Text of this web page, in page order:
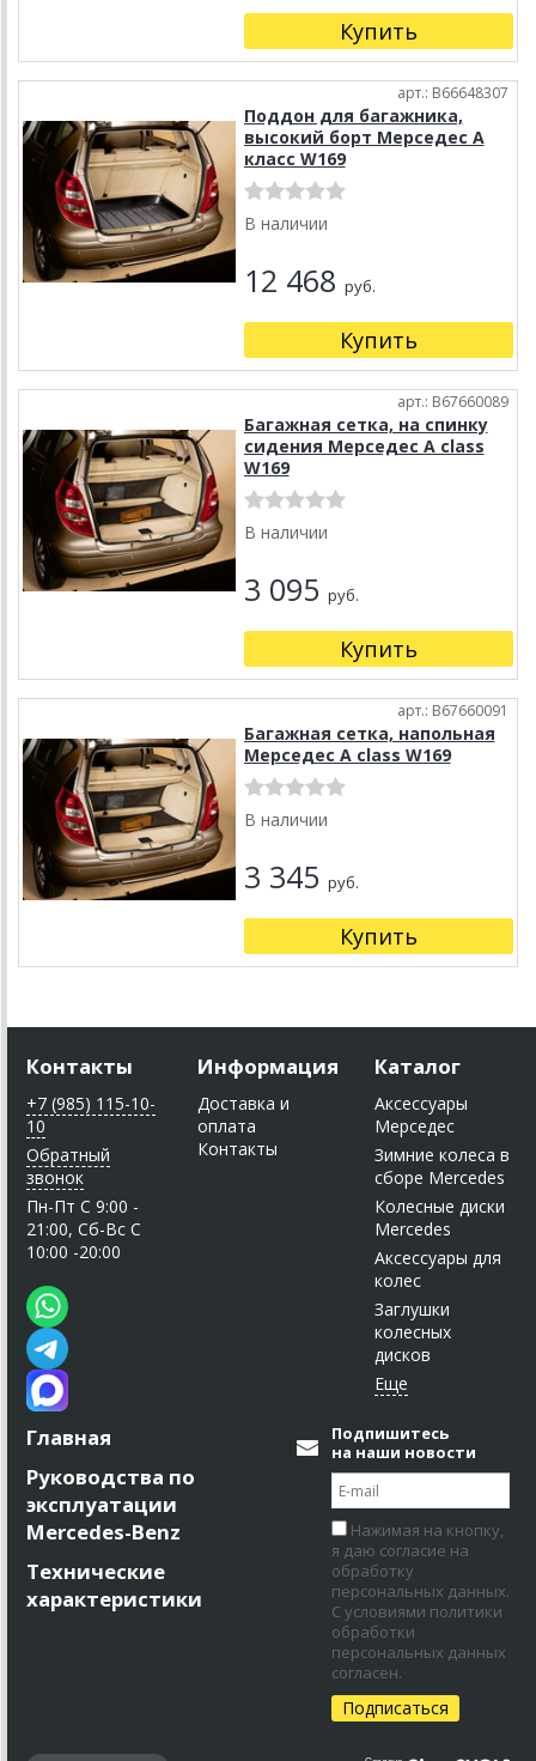
Купить
арт.: B66648307
Поддон для багажника,
высокий борт Мерседес А
класс W169
В наличии
12 468 руб.
Купить
арт.: B67660089
Багажная сетка, на спинку
сидения Мерседес A class
W169
В наличии
3 095 руб.
Купить
арт.: B67660091
Багажная сетка, напольная
Мерседес A class W169
В наличии
3 345 руб.
Купить
Контакты
+7 (985) 115-10-
10
Обратный
звонок
Пн-Пт C 9:00 -
21:00, Сб-Вс С
10:00 -20:00
Информация
Доставка и
оплата
Контакты
Каталог
Аксессуары
Мерседес
Зимние колеса в
сборе Mercedes
Колесные диски
Mercedes
Аксессуары для
колес
Заглушки
колесных
дисков
Главная
Руководства по
эксплуатации
Mercedes-Benz
Технические
характеристики
Подпишитесь
на наши новости
Нажимая на кнопку,
я даю согласие на
обработку
персональных данных.
С условиями политики
обработки
персональных данных
согласен.